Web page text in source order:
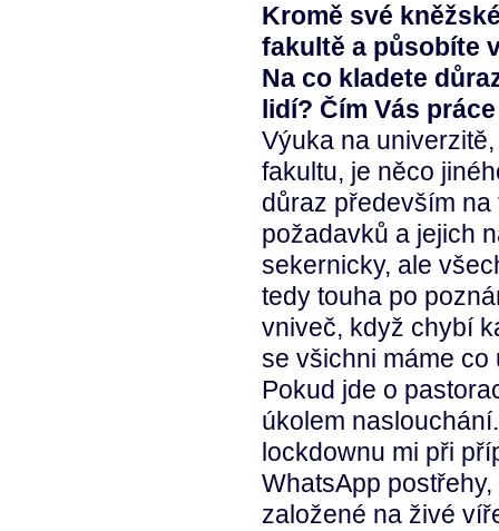
Kromě své
fakultě a působíte
Na co kladete
lidí? Čím Vás
Výuka na
fakultu, je něco
důraz především
požadavků a jejich
sekernicky, ale
tedy touha po
vniveč, když chybí
se všichni máme co
Pokud jde o
úkolem
lockdownu mi při
WhatsApp
založené na živé